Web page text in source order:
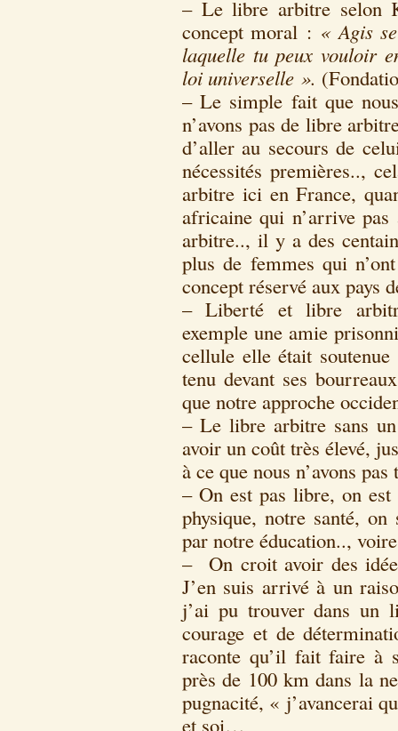
– Le libre arbitre selon
concept moral : « Agis
laquelle tu peux vouloir
loi universelle ».
– Le simple fait que
n’avons pas de libre
d’aller au secours de
nécessités premières..,
arbitre ici en France,
africaine qui n’arrive
arbitre.., il y a des
plus de femmes qui
concept réservé aux pays
– Liberté et libre
exemple une amie
cellule elle était
tenu devant ses
que notre approche
– Le libre arbitre sans
avoir un coût très élevé,
à ce que nous n’avons
– On est pas libre, on
physique, notre santé,
par notre éducation..,
– On croit avoir des
J’en suis arrivé à un
j’ai pu trouver dans un
courage et de
raconte qu’il fait faire à
près de 100 km dans la
pugnacité, « j’avancerai
et soi…